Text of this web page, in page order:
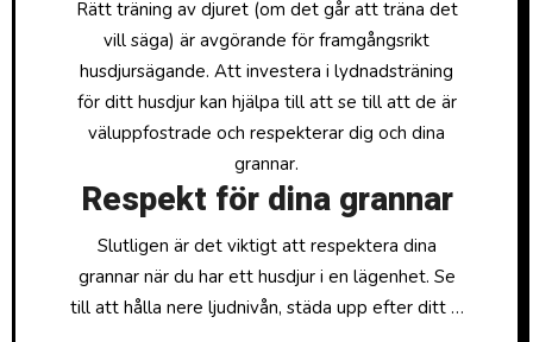
Rätt träning av djuret (om det går att träna det
vill säga) är avgörande för framgångsrikt
husdjursägande. Att investera i lydnadsträning
för ditt husdjur kan hjälpa till att se till att de är
väluppfostrade och respekterar dig och dina
grannar.
Respekt för dina grannar
Slutligen är det viktigt att respektera dina
grannar när du har ett husdjur i en lägenhet. Se
till att hålla nere ljudnivån, städa upp efter ditt …